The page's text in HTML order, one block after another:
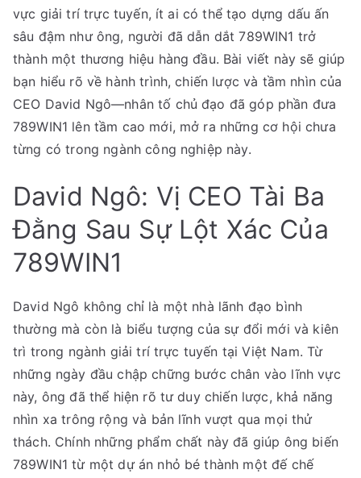
là
ai?
Người
sau
sự
phát
triển
789WIN1
Bí
của
một
nhà
lãnh
đạo
đột
phá
vực giải trí trực tuyến, ít ai có thể tạo dựng dấu ấn
sâu đậm như ông, người đã dẫn dắt 789WIN1 trở
thành một thương hiệu hàng đầu. Bài viết này sẽ giúp
bạn hiểu rõ về hành trình, chiến lược và tầm nhìn của
CEO David Ngô—nhân tố chủ đạo đã góp phần đưa
789WIN1 lên tầm cao mới, mở ra những cơ hội chưa
từng có trong ngành công nghiệp này.
David Ngô: Vị CEO Tài Ba
Đằng Sau Sự Lột Xác Của
789WIN1
David Ngô không chỉ là một nhà lãnh đạo bình
thường mà còn là biểu tượng của sự đổi mới và kiên
trì trong ngành giải trí trực tuyến tại Việt Nam. Từ
những ngày đầu chập chững bước chân vào lĩnh vực
này, ông đã thể hiện rõ tư duy chiến lược, khả năng
nhìn xa trông rộng và bản lĩnh vượt qua mọi thử
thách. Chính những phẩm chất này đã giúp ông biến
789WIN1 từ một dự án nhỏ bé thành một đế chế